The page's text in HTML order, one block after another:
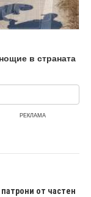
в страната
РЕКЛАМА
от частен